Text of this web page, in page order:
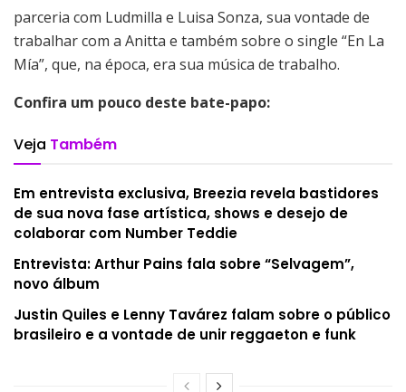
parceria com Ludmilla e Luisa Sonza, sua vontade de
trabalhar com a Anitta e também sobre o single “En La
Mía”, que, na época, era sua música de trabalho.
Confira um pouco deste bate-papo:
Veja Também
Em entrevista exclusiva, Breezia revela bastidores
de sua nova fase artística, shows e desejo de
colaborar com Number Teddie
Entrevista: Arthur Pains fala sobre “Selvagem”,
novo álbum
Justin Quiles e Lenny Tavárez falam sobre o público
brasileiro e a vontade de unir reggaeton e funk